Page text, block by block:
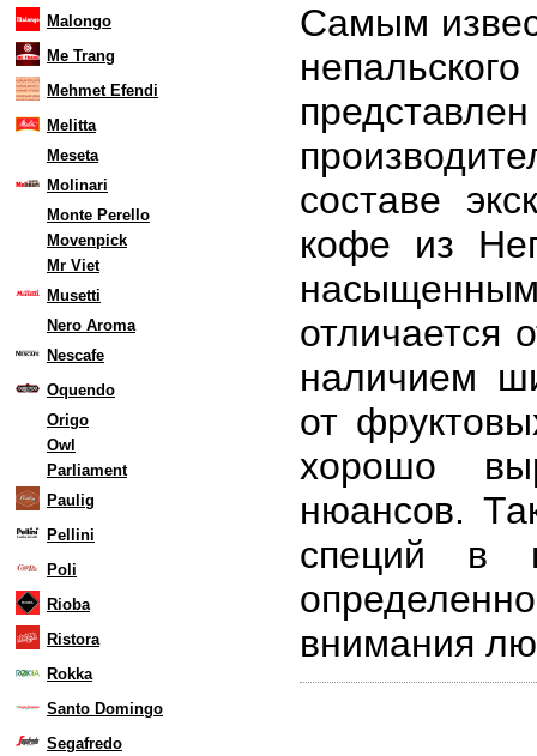
Malongo
Me Trang
Mehmet Efendi
Melitta
Meseta
Molinari
Monte Perello
Movenpick
Mr Viet
Musetti
Nero Aroma
Nescafe
Oquendo
Origo
Owl
Parliament
Paulig
Pellini
Poli
Rioba
Ristora
Rokka
Santo Domingo
Segafredo
Самым
составе
кофе из
отличается
наличием
от
хорошо
нюансов.
специй в
внимания